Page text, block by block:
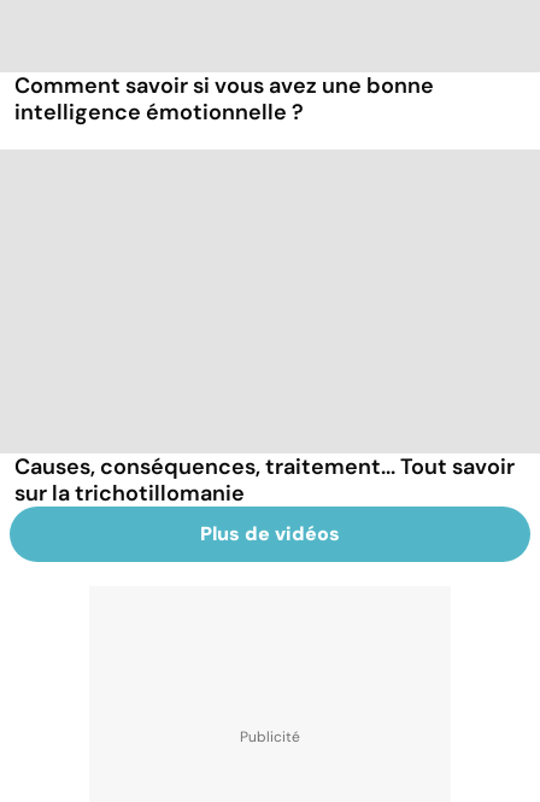
Comment savoir si vous avez une bonne
intelligence émotionnelle ?
Causes, conséquences, traitement... Tout savoir
sur la trichotillomanie
Plus de vidéos